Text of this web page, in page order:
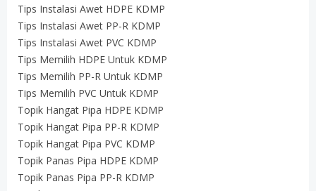
Tips Instalasi Awet HDPE KDMP
Tips Instalasi Awet PP-R KDMP
Tips Instalasi Awet PVC KDMP
Tips Memilih HDPE Untuk KDMP
Tips Memilih PP-R Untuk KDMP
Tips Memilih PVC Untuk KDMP
Topik Hangat Pipa HDPE KDMP
Topik Hangat Pipa PP-R KDMP
Topik Hangat Pipa PVC KDMP
Topik Panas Pipa HDPE KDMP
Topik Panas Pipa PP-R KDMP